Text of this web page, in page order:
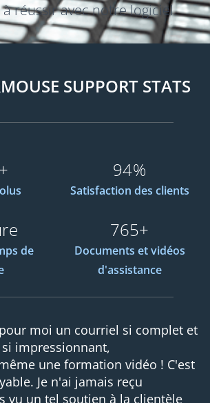
réussir avec notre logiciel.
SUPPORT STATS
94%
Satisfaction des clients
de
765+
Documents et vidéos
d'assistance
moi un courriel si complet et
si impressionnant,
une formation vidéo ! C'est
Je n'ai jamais reçu
vu un tel soutien à la clientèle